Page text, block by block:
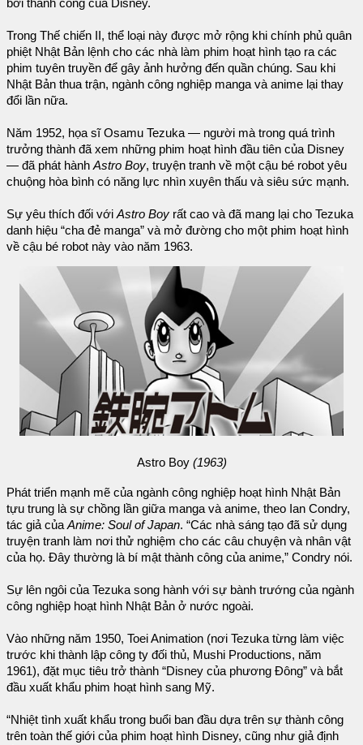
bởi thành công của Disney.
Trong Thế chiến II, thể loại này được mở rộng khi chính phủ quân
phiệt Nhật Bản lệnh cho các nhà làm phim hoạt hình tạo ra các
phim tuyên truyền để gây ảnh hưởng đến quần chúng. Sau khi
Nhật Bản thua trận, ngành công nghiệp manga và anime lại thay
đổi lần nữa.
Năm 1952, họa sĩ Osamu Tezuka — người mà trong quá trình
trưởng thành đã xem những phim hoạt hình đầu tiên của Disney
— đã phát hành Astro Boy, truyện tranh về một cậu bé robot yêu
chuộng hòa bình có năng lực nhìn xuyên thấu và siêu sức mạnh.
Sự yêu thích đối với Astro Boy rất cao và đã mang lại cho Tezuka
danh hiệu “cha đẻ manga” và mở đường cho một phim hoạt hình
về cậu bé robot này vào năm 1963.
Astro Boy (1963)
Phát triển mạnh mẽ của ngành công nghiệp hoạt hình Nhật Bản
tựu trung là sự chồng lần giữa manga và anime, theo Ian Condry,
tác giả củaAnime: Soul of Japan. “Các nhà sáng tạo đã sử dụng
truyện tranh làm nơi thử nghiệm cho các câu chuyện và nhân vật
của họ. Đây thường là bí mật thành công của anime,” Condry nói.
Sự lên ngôi của Tezuka song hành với sự bành trướng của ngành
công nghiệp hoạt hình Nhật Bản ở nước ngoài.
Vào những năm 1950, Toei Animation (nơi Tezuka từng làm việc
trước khi thành lập công ty đối thủ, Mushi Productions, năm
1961), đặt mục tiêu trở thành “Disney của phương Đông” và bắt
đầu xuất khẩu phim hoạt hình sang Mỹ.
“Nhiệt tình xuất khẩu trong buổi ban đầu dựa trên sự thành công
trên toàn thế giới của phim hoạt hình Disney, cũng như giả định